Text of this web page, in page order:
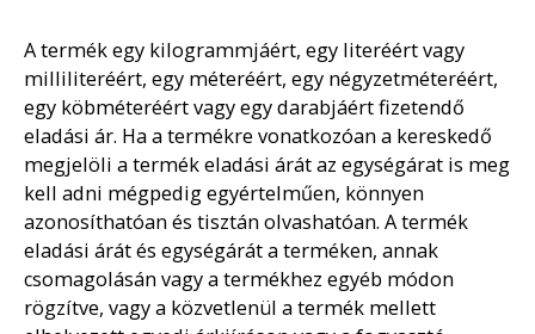
A termék egy kilogrammjáért, egy literéért vagy
milliliteréért, egy méteréért, egy négyzetméteréért,
egy köbméteréért vagy egy darabjáért fizetendő
eladási ár. Ha a termékre vonatkozóan a kereskedő
megjelöli a termék eladási árát az egységárat is meg
kell adni mégpedig egyértelműen, könnyen
azonosíthatóan és tisztán olvashatóan. A termék
eladási árát és egységárát a terméken, annak
csomagolásán vagy a termékhez egyéb módon
rögzítve, vagy a közvetlenül a termék mellett